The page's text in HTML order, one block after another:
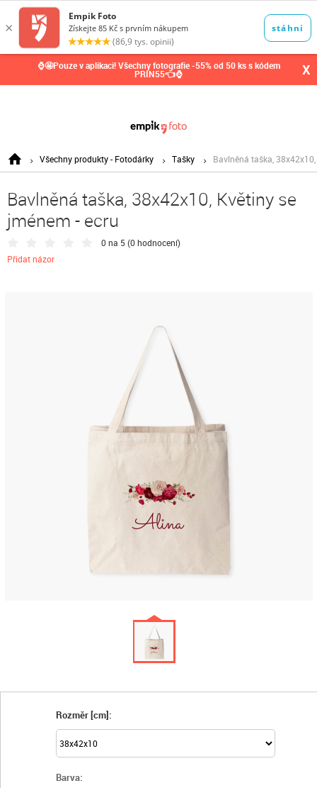
⌚🤩Pouze v aplikaci! Všechny fotografie -55% od 50 ks s kódem
PRIN55👈⌚ X
Všechny produkty - Fotodárky Tašky Bavlněná taška,
Bavlněná taška, 38x42x10, Květiny se
jménem - ecru
0 na 5 (0 hodnocení)
Přidat názor
Rozměr [cm]:
Barva: